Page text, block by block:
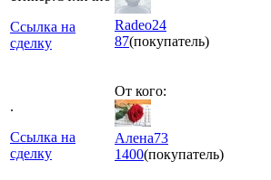
Ссылка на
сделку
Radeo24
87(покупатель)
.
Ссылка на
сделку
От кого:
Алена73
1400(покупатель)